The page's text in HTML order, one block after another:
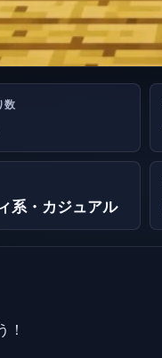
数
系・カジュアル
！